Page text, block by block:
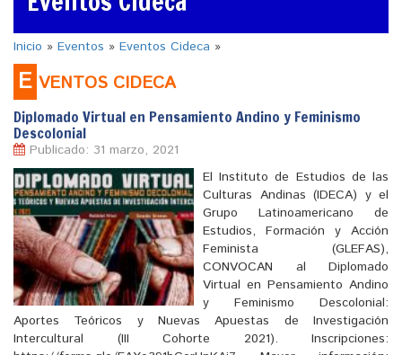
Inicio » Eventos » Eventos Cideca »
E VENTOS CIDECA
Diplomado Virtual en Pensamiento Andino y Feminismo
Descolonial
Publicado: 31 marzo, 2021
El Instituto de Estudios de las
Culturas Andinas (IDECA) y el
Grupo Latinoamericano de
Estudios, Formación y Acción
Feminista (GLEFAS),
CONVOCAN al Diplomado
Virtual en Pensamiento Andino
y Feminismo Descolonial:
Aportes Teóricos y Nuevas Apuestas de Investigación
Intercultural (III Cohorte 2021). Inscripciones: